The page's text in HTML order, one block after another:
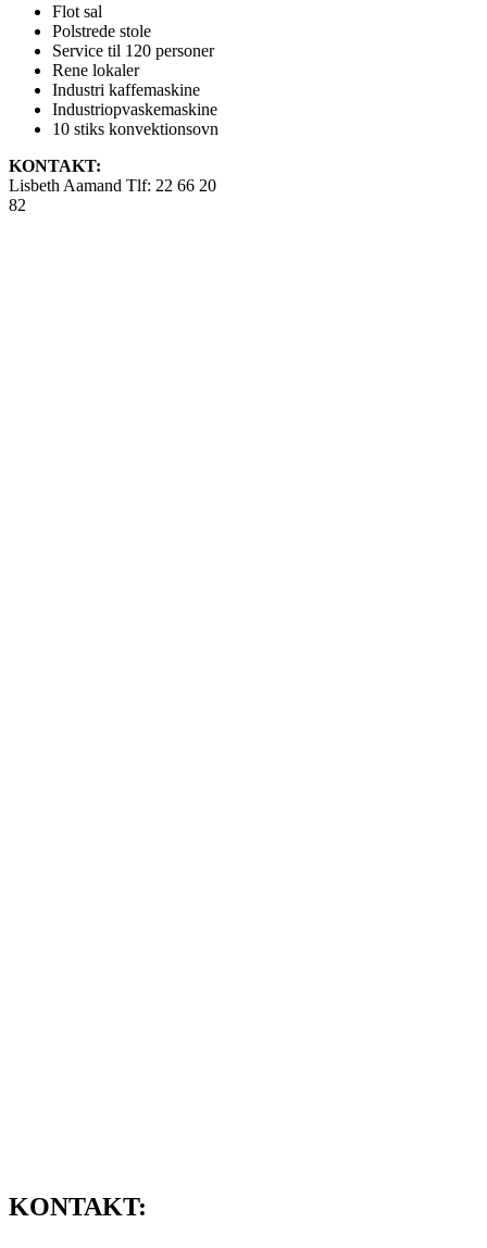
Flot sal
Polstrede stole
Service til 120 personer
Rene lokaler
Industri kaffemaskine
Industriopvaskemaskine
10 stiks konvektionsovn
KONTAKT:
Lisbeth Aamand Tlf: 22 66 20
82
KONTAKT: